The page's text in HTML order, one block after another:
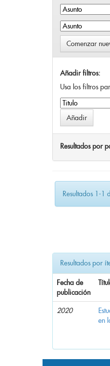
Comenzar
Añadir filtros:
Usa los filtros
Resultados por
Resultados 1-1
Resultados por
Fecha de
publicación
2020
en